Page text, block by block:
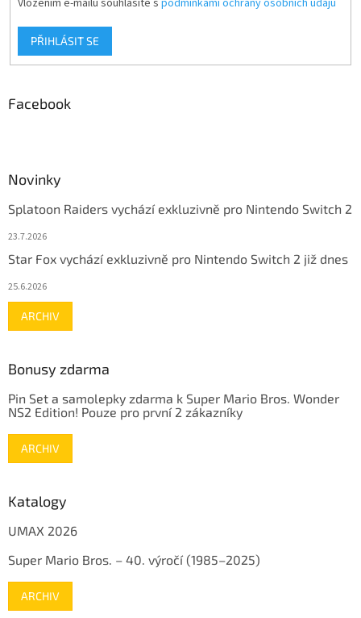
Vložením e-mailu souhlasíte s podmínkami ochrany osobních údajů
PŘIHLÁSIT SE
Facebook
Novinky
Splatoon Raiders vychází exkluzivně pro Nintendo Switch 2
23.7.2026
Star Fox vychází exkluzivně pro Nintendo Switch 2 již dnes
25.6.2026
ARCHIV
Bonusy zdarma
Pin Set a samolepky zdarma k Super Mario Bros. Wonder
NS2 Edition! Pouze pro první 2 zákazníky
ARCHIV
Katalogy
UMAX 2026
Super Mario Bros. – 40. výročí (1985–2025)
ARCHIV